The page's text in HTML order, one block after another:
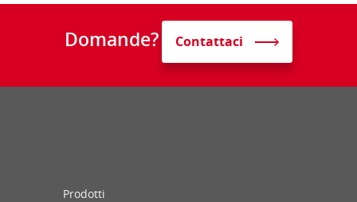
Domande? Contattaci
Prodotti